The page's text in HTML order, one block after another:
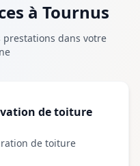
à Tournus
prestations dans votre
de toiture
de toiture